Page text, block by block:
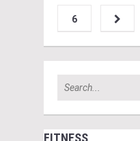
6
FITNESS